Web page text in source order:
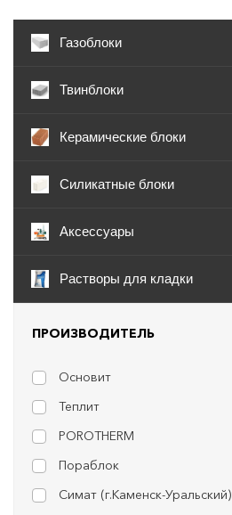
Газоблоки
Твинблоки
Керамические блоки
Силикатные блоки
Аксессуары
Растворы для кладки
ПРОИЗВОДИТЕЛЬ
Основит
Теплит
POROTHERM
Пораблок
Симат (г.Каменск-Уральский)